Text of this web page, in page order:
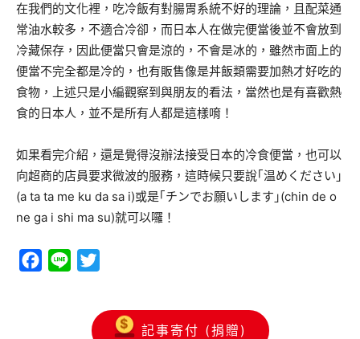
在我們的文化裡，吃冷飯有對腸胃系統不好的理論，且配菜通
常油水較多，不適合冷卻，而日本人在做完便當後並不會放到
冷藏保存，因此便當只會是涼的，不會是冰的，雖然市面上的
便當不完全都是冷的，也有販售像是丼飯類需要加熱才好吃的
食物，上述只是小編觀察到與朋友的看法，當然也是有喜歡熱
食的日本人，並不是所有人都是這樣唷！
如果看完介紹，還是覺得沒辦法接受日本的冷食便當，也可以
向超商的店員要求微波的服務，這時候只要說｢温めください｣
(a ta ta me ku da sa i)或是｢チンでお願いします｣(chin de o
ne ga i shi ma su)就可以囉！
Facebook
Line
記事寄付 (捐贈)